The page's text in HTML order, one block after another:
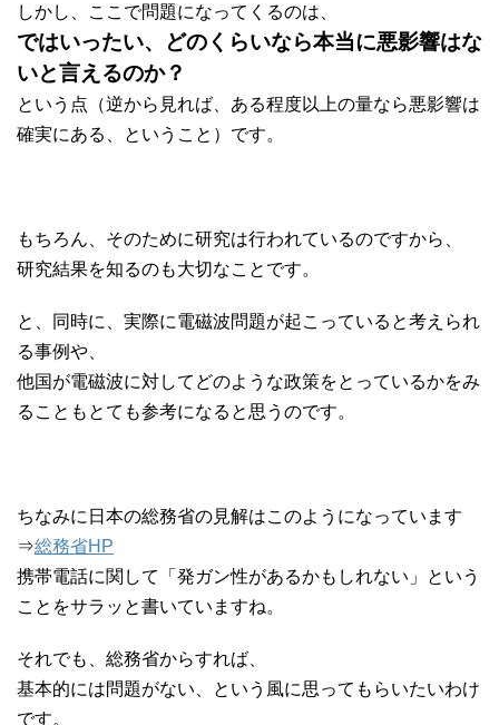
しかし、ここで問題になってくるのは、
ではいったい、どのくらいなら本当に悪影響はな
いと言えるのか？
という点（逆から見れば、ある程度以上の量なら悪影響は
確実にある、ということ）です。
もちろん、そのために研究は行われているのですから、
研究結果を知るのも大切なことです。
と、同時に、実際に電磁波問題が起こっていると考えられ
る事例や、
他国が電磁波に対してどのような政策をとっているかをみ
ることもとても参考になると思うのです。
ちなみに日本の総務省の見解はこのようになっています
⇒総務省HP
携帯電話に関して「発ガン性があるかもしれない」という
ことをサラッと書いていますね。
それでも、総務省からすれば、
基本的には問題がない、という風に思ってもらいたいわけ
です。